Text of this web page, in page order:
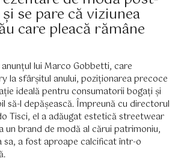
se pare că viziunea
care pleacă rămâne
lui Marco Gobbetti, care
la sfârșitul anului, poziționarea precoce
ideală pentru consumatorii bogați și
să-l depășească. Împreună cu directorul
Tisci, el a adăugat estetică streetwear
un brand de modă al cărui patrimoniu,
sa, a fost aproape calcificat într-o